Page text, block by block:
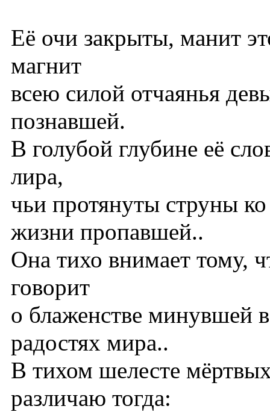
Её очи закрыты, манит
магнит
всею силой отчаянья
познавшей.
В голубой глубине её
лира,
чьи протянуты струны
жизни пропавшей..
Она тихо внимает тому,
говорит
о блаженстве минувшей
радостях мира..
В тихом шелесте
различаю тогда: